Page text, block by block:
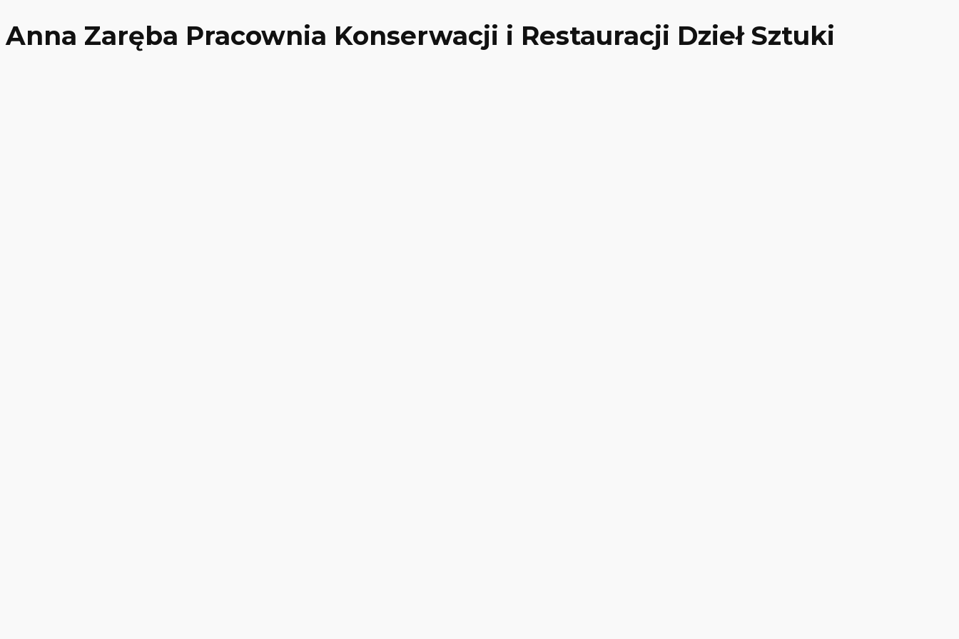
Anna Zaręba Pracownia Konserwacji i Restauracji Dzieł Sztuki